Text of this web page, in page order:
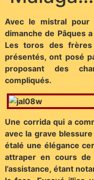
Avec le mistral pour
dimanche de Pâques
Les toros des frères
présentés, ont posé
proposant des
compliqués.
Une corrida qui a
avec la grave
étalé une élégance
attraper en cours
l’assistance, étant